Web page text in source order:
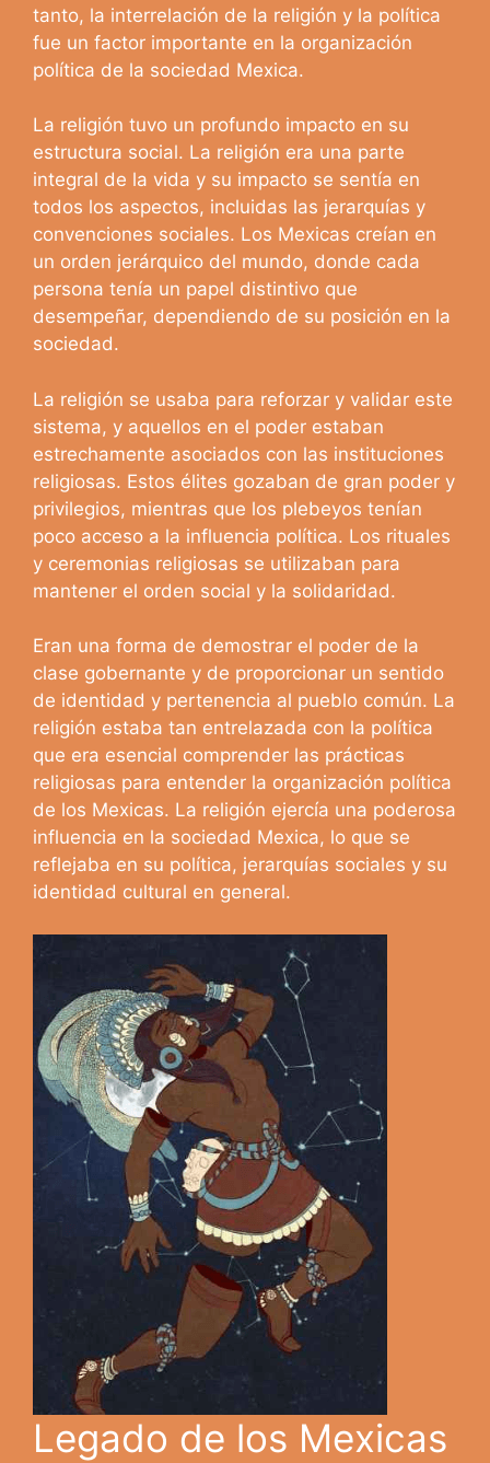
tanto, la interrelación de la religión y la política
fue un factor importante en la organización
política de la sociedad Mexica.
La religión tuvo un profundo impacto en su
estructura social. La religión era una parte
integral de la vida y su impacto se sentía en
todos los aspectos, incluidas las jerarquías y
convenciones sociales. Los Mexicas creían en
un orden jerárquico del mundo, donde cada
persona tenía un papel distintivo que
desempeñar, dependiendo de su posición en la
sociedad.
La religión se usaba para reforzar y validar este
sistema, y aquellos en el poder estaban
estrechamente asociados con las instituciones
religiosas. Estos élites gozaban de gran poder y
privilegios, mientras que los plebeyos tenían
poco acceso a la influencia política. Los rituales
y ceremonias religiosas se utilizaban para
mantener el orden social y la solidaridad.
Eran una forma de demostrar el poder de la
clase gobernante y de proporcionar un sentido
de identidad y pertenencia al pueblo común. La
religión estaba tan entrelazada con la política
que era esencial comprender las prácticas
religiosas para entender la organización política
de los Mexicas. La religión ejercía una poderosa
influencia en la sociedad Mexica, lo que se
reflejaba en su política, jerarquías sociales y su
identidad cultural en general.
Legado de los Mexicas